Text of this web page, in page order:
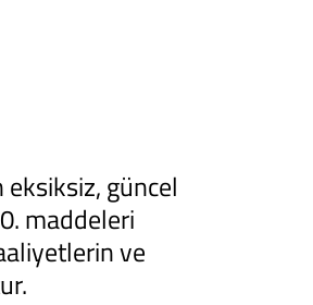
güncel
maddeleri
ve